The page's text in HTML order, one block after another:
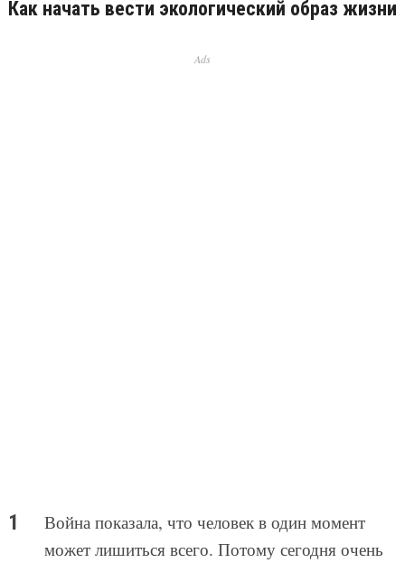
Как начать вести экологический образ жизни
Ads
Война показала, что человек в один момент
может лишиться всего. Потому сегодня очень